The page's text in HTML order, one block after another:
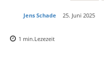
Jens Schade 25. Juni 2025
1 min.Lezezeit